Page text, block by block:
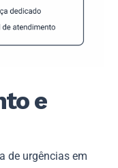
e
de urgências em